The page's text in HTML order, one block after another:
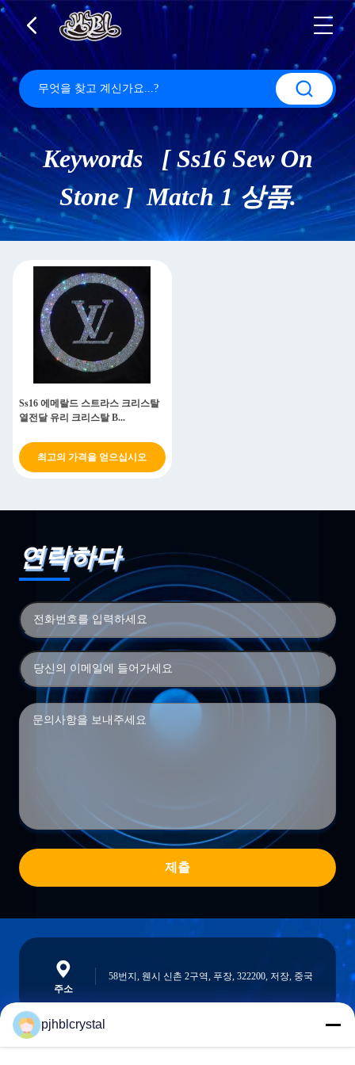
Keywords [ Ss16 Sew On
Stone ] Match 1 상품.
Ss16 에메랄드 스트라스 크리스탈
열전달 유리 크리스탈 B...
최고의 가격을 얻으십시오
연락하다
제출
주소
58번지, 웬시 신촌 2구역, 푸장, 322200, 저장, 중국
pjhblcrystal